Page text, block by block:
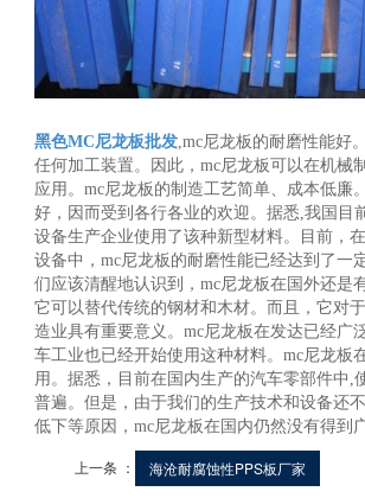
黑色MC尼龙板批发 ,mc尼龙板的耐磨性能好
任何加工装置。因此，mc尼龙板可以在机械
应用。mc尼龙板的制造工艺简单、成本低廉
好，因而受到各行各业的欢迎。据悉,我国目
设备生产企业使用了该种新型材料。目前，
设备中，mc尼龙板的耐磨性能已经达到了一
们应该清醒地认识到，mc尼龙板在国外还是
它可以替代传统的钢材和木材。而且，它对
造业具有重要意义。mc尼龙板在发达已经广
车工业也已经开始使用这种材料。mc尼龙板
用。据悉，目前在国内生产的汽车零部件中,
普遍。但是，由于我们的生产技术和设备还
低下等原因，mc尼龙板在国内仍然没有得到
上一条 ： 海沧耐腐蚀性PPS板厂家